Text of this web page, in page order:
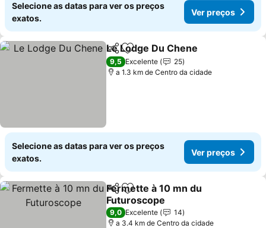
Selecione as datas para ver os preços
exatos.
Ver preços
PartilharAdicionar aos favoritos
Le Lodge Du Chene
9,5 Excelente
25
a 1.3 km de Centro da cidade
Selecione as datas para ver os preços
exatos.
Ver preços
PartilharAdicionar aos favoritos
Fermette à 10 mn du
Futuroscope
Ver preços
9,0 Excelente
14
a 3.4 km de Centro da cidade